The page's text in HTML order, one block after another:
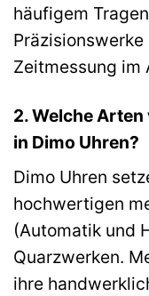
häufigem
Zeitmessung im
2. Welche
in Dimo Uhren?
Dimo Uhren
hochwertigen
(Automatik und
Quarzwerken.
ihre